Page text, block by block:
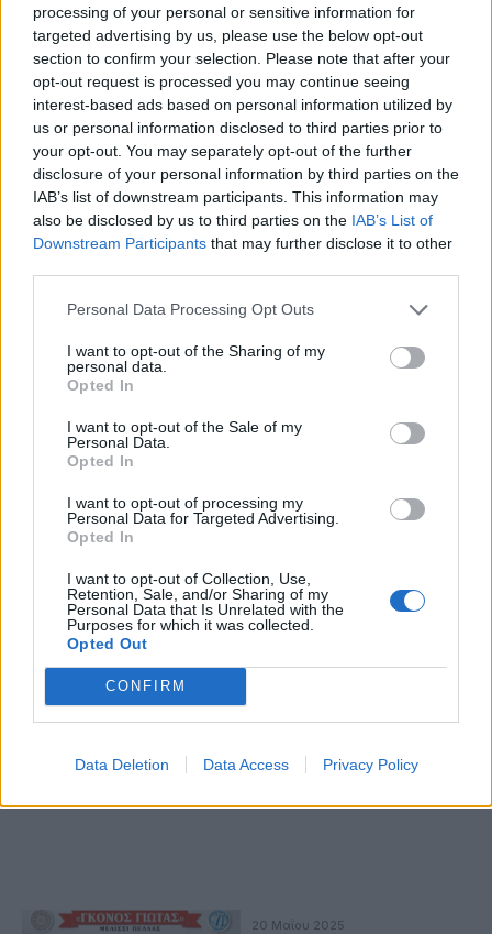
processing of your personal or sensitive information for
targeted advertising by us, please use the below opt-out
section to confirm your selection. Please note that after your
opt-out request is processed you may continue seeing
interest-based ads based on personal information utilized by
us or personal information disclosed to third parties prior to
your opt-out. You may separately opt-out of the further
disclosure of your personal information by third parties on the
IAB’s list of downstream participants. This information may
also be disclosed by us to third parties on the IAB’s List of
Downstream Participants that may further disclose it to other
Personal Data Processing Opt Outs
I want to opt-out of the Sharing of my
personal data.
Opted In
I want to opt-out of the Sale of my
Personal Data.
Opted In
I want to opt-out of processing my
Personal Data for Targeted Advertising.
Opted In
I want to opt-out of Collection, Use,
Retention, Sale, and/or Sharing of my
Personal Data that Is Unrelated with the
Purposes for which it was collected.
Opted Out
CONFIRM
Data Deletion Data Access Privacy Policy
Ασβεσταριό: Όλα
έτοιμα για την αυριανή
Πανηγυρίζει ο Ι.Ν.
20 Μαΐου 2025